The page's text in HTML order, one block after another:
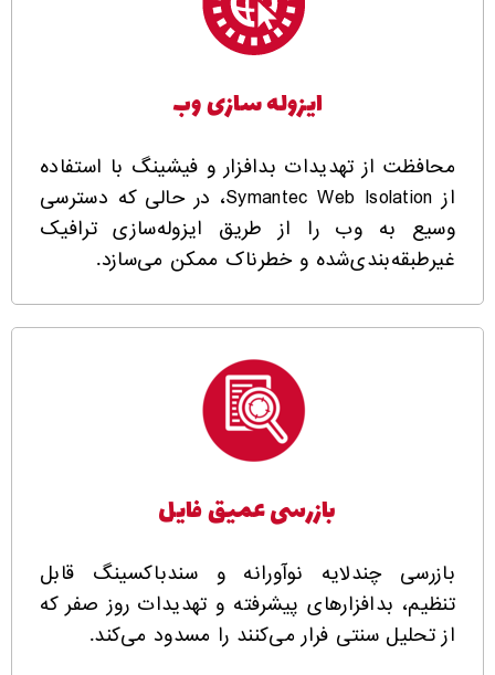
ایزوله سازی وب
محافظت از تهدیدات بدافزار و فیشینگ با استفاده
از Symantec Web Isolation، در حالی که دسترسی
وسیع به وب را از طریق ایزوله‌سازی ترافیک
غیرطبقه‌بندی‌شده و خطرناک ممکن می‌سازد.
بازرسی عمیق فایل
بازرسی چندلایه نوآورانه و سندباکسینگ قابل
تنظیم، بدافزارهای پیشرفته و تهدیدات روز صفر که
از تحلیل سنتی فرار می‌کنند را مسدود می‌کند.